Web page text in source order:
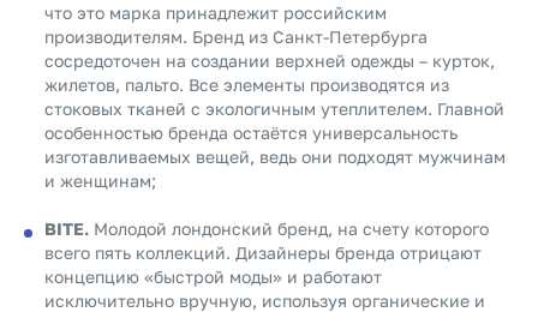
что это марка принадлежит российским
производителям. Бренд из Санкт-Петербурга
сосредоточен на создании верхней одежды – курток,
жилетов, пальто. Все элементы производятся из
стоковых тканей с экологичным утеплителем. Главной
особенностью бренда остаётся универсальность
изготавливаемых вещей, ведь они подходят мужчинам
и женщинам;
BITE. Молодой лондонский бренд, на счету которого
всего пять коллекций. Дизайнеры бренда отрицают
концепцию «быстрой моды» и работают
исключительно вручную, используя органические и